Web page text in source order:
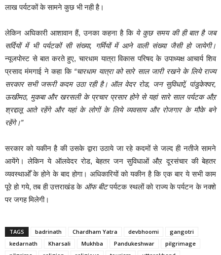
लाख पर्यटकों के सामने कुछ भी नही है।
लेकिन अघिकारी आशावान हैं, उनका कहना है कि ये कुछ समय की ही बात है जब
सर्दियों में भी पर्यटकों सी संख्या, गर्मियों में आने वाली संख्या जैसी हो जायेगी।
न्यूजपोस्ट से बात करते हुए, चारधाम यात्रा विकास परिषद के उपाध्यक्ष आचार्य शिव
प्रसाद मंमगाई ने कहा कि “चारधाम यात्रा को सारे साल जारी रखने के लिये राज्य
सरकार सभी जरूरी कदम उठा रही है। ऑल वेदर रोड, जन सुविधाऐं, पांडुकेश्वर,
ऊखीमठ, मुकबा और खरसली के प्रचार प्रसार होने से यहां सारे साल पर्यटक औऱ
श्रद्दालू आते रहेंगे और यहां के लोगों के लिये व्यवसाय और रोजगार के मौके बने
रहेंगे।”
सरकार को यकीन है की उसके द्वारा उठाये जा रहे कदमों से जल्द ही नतीजे सामने
आयेंगे। लेकिन ये ऑलवेदर रोड, बेहतर जन सुविधाओं औऱ दूरसंचार की बेहतर
व्यवस्थाओँ के होने के बाद होगा। अधिकारियों को यकीन है कि एक बार ये सभी काम
पूरे हो गये, तब ही उत्तराखंड के ऑफ बीटपर्यटक स्थलों को राज्य के पर्यटन के नक्शे
पर जगह मिलेगी।
TAGS badrinath Chardham Yatra devbhoomi
gangotri
kedarnath
Kharsali Mukhba Pandukeshwar
pilgrimage